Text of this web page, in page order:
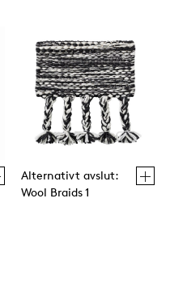
Alternativt avslut:
Wool Braids 1